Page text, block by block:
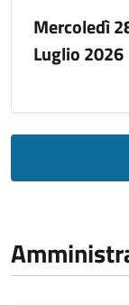
Mercoledì
Luglio 2026